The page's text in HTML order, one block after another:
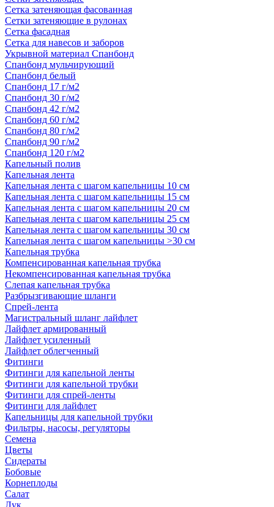
Сетка затеняющая фасованная
Сетки затеняющие в рулонах
Сетка фасадная
Сетка для навесов и заборов
Укрывной материал Спанбонд
Спанбонд мульчирующий
Спанбонд белый
Спанбонд 17 г/м2
Спанбонд 30 г/м2
Спанбонд 42 г/м2
Спанбонд 60 г/м2
Спанбонд 80 г/м2
Спанбонд 90 г/м2
Спанбонд 120 г/м2
Капельный полив
Капельная лента
Капельная лента с шагом капельницы 10 см
Капельная лента с шагом капельницы 15 см
Капельная лента с шагом капельницы 20 см
Капельная лента с шагом капельницы 25 см
Капельная лента с шагом капельницы 30 см
Капельная лента с шагом капельницы >30 см
Капельная трубка
Компенсированная капельная трубка
Некомпенсированная капельная трубка
Слепая капельная трубка
Разбрызгивающие шланги
Спрей-лента
Магистральный шланг лайфлет
Лайфлет армированный
Лайфлет усиленный
Лайфлет облегченный
Фитинги
Фитинги для капельной ленты
Фитинги для капельной трубки
Фитинги для спрей-ленты
Фитинги для лайфлет
Капельницы для капельной трубки
Фильтры, насосы, регуляторы
Семена
Цветы
Сидераты
Бобовые
Корнеплоды
Салат
Лук